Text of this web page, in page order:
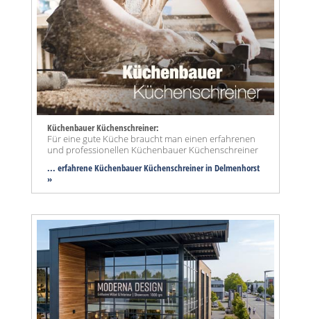
Küchenbauer Küchenschreiner:
Für eine gute Küche braucht man einen erfahrenen
und professionellen Küchenbauer Küchenschreiner
... erfahrene Küchenbauer Küchenschreiner in Delmenhorst
»